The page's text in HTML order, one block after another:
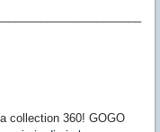
collection 360! GOGO